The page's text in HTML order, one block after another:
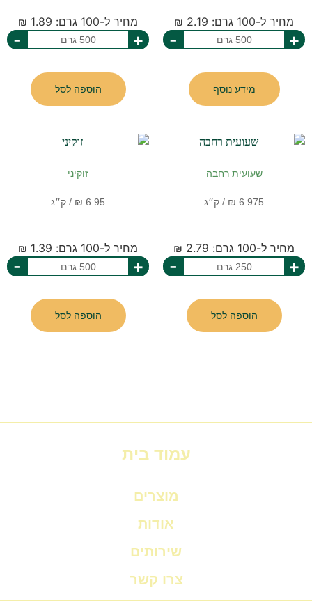
מחיר ל-100 גרם: 2.19 ₪
+
-
מידע נוסף
מחיר ל-100 גרם: 1.89 ₪
+
-
הוספה לסל
שעועית רחבה
מחיר ל-100 גרם: 2.79 ₪
+
-
הוספה לסל
זוקיני
מחיר ל-100 גרם: 1.39 ₪
+
-
הוספה לסל
עמוד בית
מוצרים
אודות
שירותים
צרו קשר